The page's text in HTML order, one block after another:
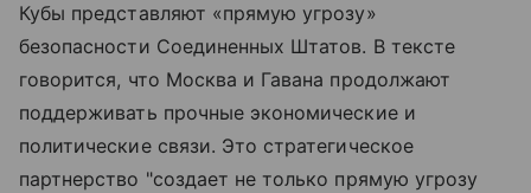
Кубы представляют «прямую угрозу»
безопасности Соединенных Штатов. В тексте
говорится, что Москва и Гавана продолжают
поддерживать прочные экономические и
политические связи. Это стратегическое
партнерство "создает не только прямую угрозу